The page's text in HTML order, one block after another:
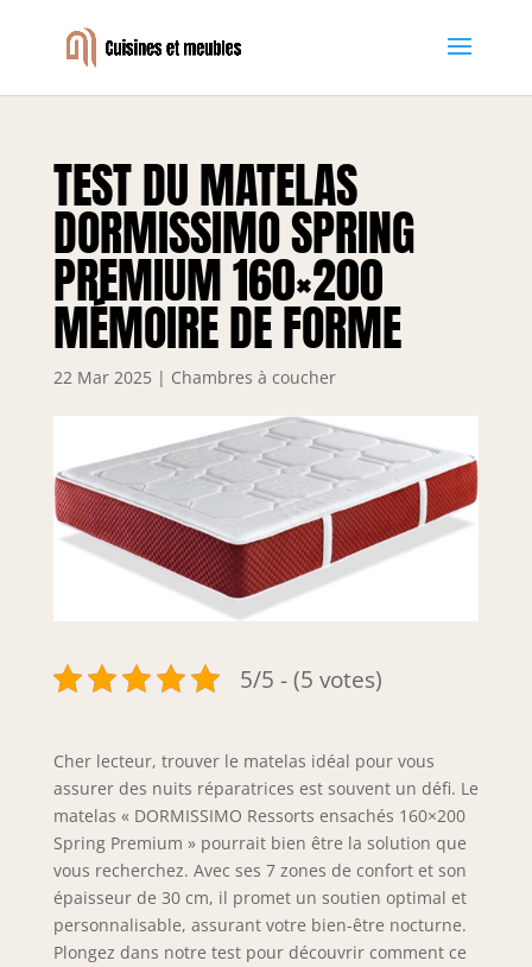
TEST DU MATELAS
DORMISSIMO SPRING
PREMIUM 160×200
MÉMOIRE DE FORME
22 Mar 2025 | Chambres à coucher
5/5 - (5 votes)
Cher lecteur, trouver le matelas idéal pour vous
assurer des nuits réparatrices est souvent un défi. Le
matelas « DORMISSIMO Ressorts ensachés 160×200
Spring Premium » pourrait bien être la solution que
vous recherchez. Avec ses 7 zones de confort et son
épaisseur de 30 cm, il promet un soutien optimal et
personnalisable, assurant votre bien-être nocturne.
Plongez dans notre test pour découvrir comment ce